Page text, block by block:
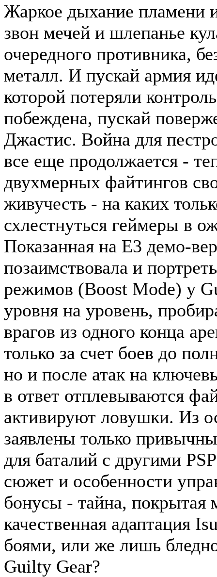
Жаркое дыхание пламени
звон мечей и шлепанье
очередного противника,
металл. И пускай армия
которой потеряли
побеждена, пускай
Джастис. Война для
все еще продолжается -
двухмерных файтингов
живучесть - на каких
схлестнуться геймеры в
Показанная на E3 демо-
позаимствовала и
режимов (Boost Mode) у
уровня на уровень,
врагов из одного конца
только за счет боев до
но и после атак на
в ответ отплевываются
активируют ловушки. Из
заявлены только
для баталий с другими
сюжет и особенности
бонусы - тайна, покрытая
качественная адаптация
боями, или же лишь
Guilty Gear?